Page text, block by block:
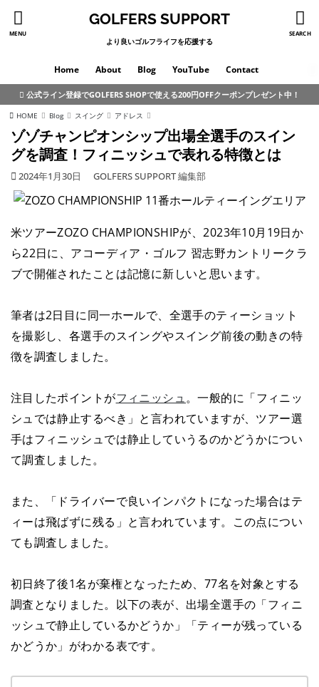
MENU SEARCH
GOLFERS SUPPORT
より良いゴルフライフを応援する
Home About Blog YouTube Contact
公式ライン登録でGOLFERS SHOPで使える200円OFFクーポンプレゼント中！
HOME Blog スイング アドレス
ゾゾチャンピオンシップ出場全選手のスイン
グを調査！フィニッシュで表れる特徴とは
2024年1月30日 GOLFERS SUPPORT 編集部
米ツアーZOZO CHAMPIONSHIPが、2023年10月19日か
ら22日に、アコーディア・ゴルフ 習志野カントリークラ
ブで開催されたことは記憶に新しいと思います。
筆者は2日目に同一ホールで、全選手のティーショット
を撮影し、各選手のスイングやスイング前後の動きの特
徴を調査しました。
注目したポイントがフィニッシュ。一般的に「フィニッ
シュでは静止するべき」と言われていますが、ツアー選
手はフィニッシュでは静止していうるのかどうかについ
て調査しました。
また、「ドライバーで良いインパクトになった場合はテ
ィーは飛ばずに残る」と言われています。この点につい
ても調査しました。
初日終了後1名が棄権となったため、77名を対象とする
調査となりました。以下の表が、出場全選手の「フィニ
ッシュで静止しているかどうか」「ティーが残っている
かどうか」がわかる表です。